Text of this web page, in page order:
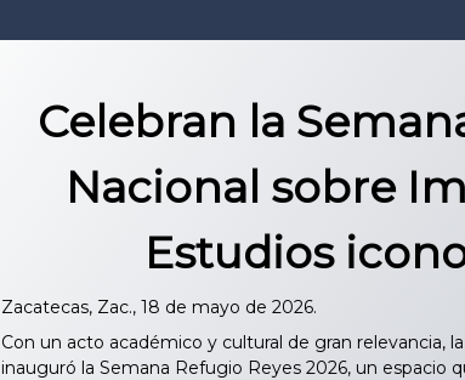
Celebran la
Nacional sobre
Estudios
Zacatecas, Zac., 18 de mayo de 2026.
Con un acto académico y cultural de gran relevancia,
inauguró la Semana Refugio Reyes 2026, un espacio